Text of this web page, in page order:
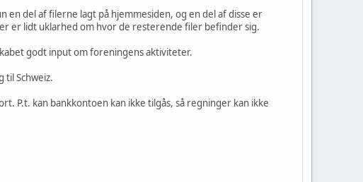
del af filerne lagt på hjemmesiden, og en del af disse er
er lidt uklarhed om hvor de resterende filer befinder sig.
godt input om foreningens aktiviteter.
til Schweiz.
P.t. kan bankkontoen kan ikke tilgås, så regninger kan ikke